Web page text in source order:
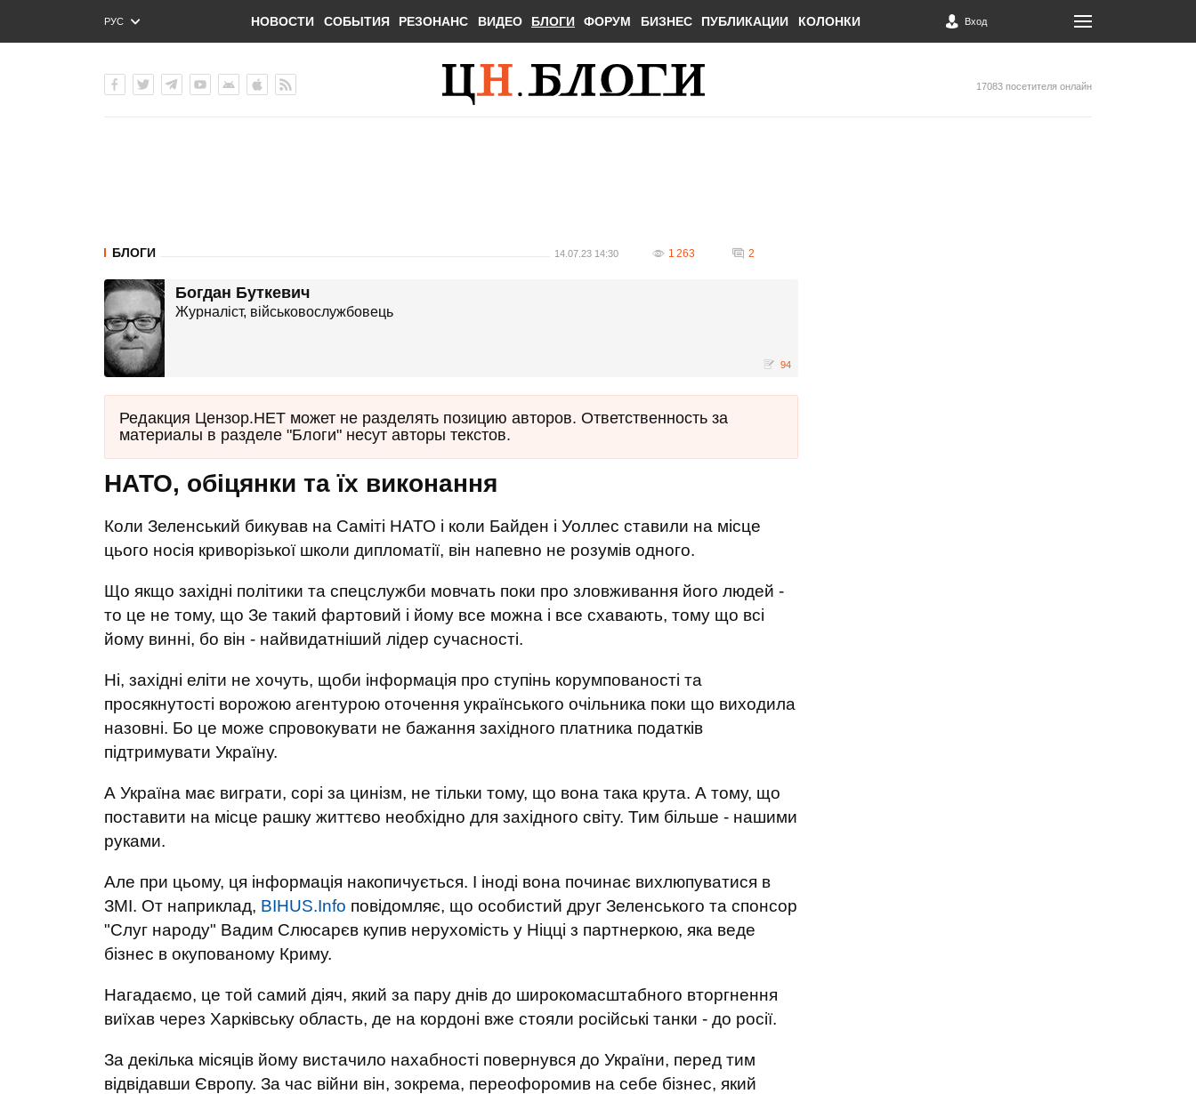
РУС
ENG
НОВОСТИ СОБЫТИЯ РЕЗОНАНС ВИДЕО БЛОГИ ФОРУМ БИЗНЕС ПУБЛИКАЦИИ КОЛОНКИ Вход
17083 посетителя онлайн
БЛОГИ 14.07.23 14:30 1 263 2
Богдан Буткевич
Журналіст, військовослужбовець
94
Редакция Цензор.НЕТ может не разделять позицию авторов. Ответственность за
материалы в разделе "Блоги" несут авторы текстов.
НАТО, обіцянки та їх виконання
Коли Зеленський бикував на Саміті НАТО і коли Байден і Уоллес ставили на місце
цього носія криворізької школи дипломатії, він напевно не розумів одного.
Що якщо західні політики та спецслужби мовчать поки про зловживання його людей -
то це не тому, що Зе такий фартовий і йому все можна і все схавають, тому що всі
йому винні, бо він - найвидатніший лідер сучасності.
Ні, західні еліти не хочуть, щоби інформація про ступінь корумпованості та
просякнутості ворожою агентурою оточення українського очільника поки що виходила
назовні. Бо це може спровокувати не бажання західного платника податків
підтримувати Україну.
А Україна має виграти, сорі за цинізм, не тільки тому, що вона така крута. А тому, що
поставити на місце рашку життєво необхідно для західного світу. Тим більше - нашими
руками.
Але при цьому, ця інформація накопичується. І іноді вона починає вихлюпуватися в
ЗМІ. От наприклад, BIHUS.Info повідомляє, що особистий друг Зеленського та спонсор
"Слуг народу" Вадим Слюсарєв купив нерухомість у Ніцці з партнеркою, яка веде
бізнес в окупованому Криму.
Нагадаємо, це той самий діяч, який за пару днів до широкомасштабного вторгнення
виїхав через Харківську область, де на кордоні вже стояли російські танки - до росії.
За декілька місяців йому вистачило нахабності повернувся до України, перед тим
відвідавши Європу. За час війни він, зокрема, переофоромив на себе бізнес, який